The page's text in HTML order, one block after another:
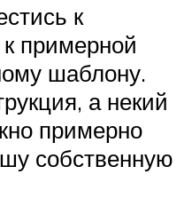
к
примерной
шаблону.
а некий
примерно
собственную